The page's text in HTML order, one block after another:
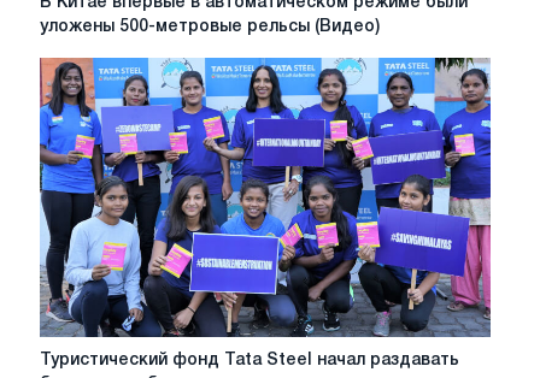
в
автоматическом
режиме
были
уложены
500-
метровые
рельсы
(Видео)
В Китае впервые в автоматическом режиме были
уложены 500-метровые рельсы (Видео)
Туристический
Туристический фонд Tata Steel начал раздавать